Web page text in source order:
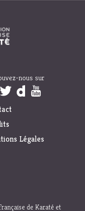
nous sur
nous sur :
Légales
de Karaté et